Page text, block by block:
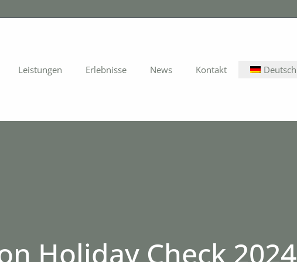
Leistungen Erlebnisse News Kontakt Deutsch
Holiday Check 2024